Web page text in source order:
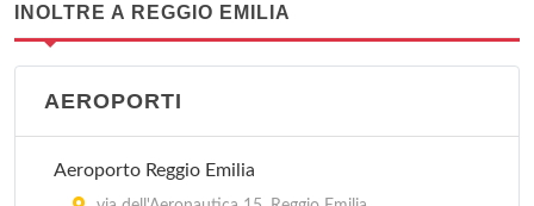
INOLTRE A REGGIO EMILIA
AEROPORTI
Aeroporto Reggio Emilia